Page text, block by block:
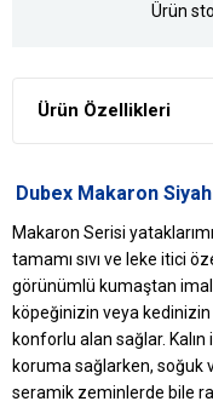
Ürün
Ürün Özellikleri
Dubex Makaron
Makaron Serisi
tamamı sıvı ve leke itici
görünümlü kumaştan imal
köpeğinizin veya
konforlu alan sağlar.
koruma sağlarken, soğuk
seramik zeminlerde bile